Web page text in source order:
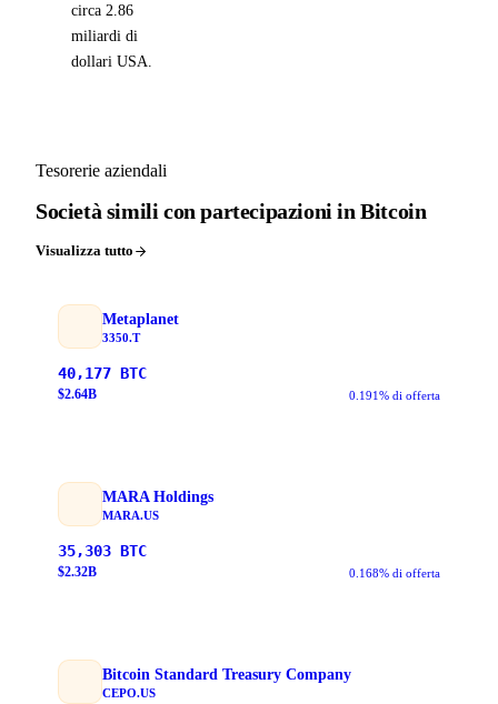
circa 2.86
miliardi di
dollari USA.
Tesorerie aziendali
Società simili con partecipazioni in Bitcoin
Visualizza tutto
Metaplanet
3350.T
40,177 BTC
$2.64B 0.191% di offerta
MARA Holdings
MARA.US
35,303 BTC
$2.32B 0.168% di offerta
Bitcoin Standard Treasury Company
CEPO.US